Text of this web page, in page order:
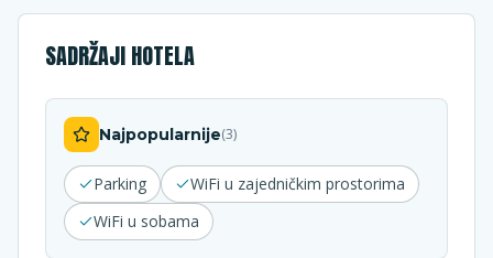
SADRŽAJI HOTELA
Najpopularnije(3)
Parking
WiFi u zajedničkim prostorima
WiFi u sobama